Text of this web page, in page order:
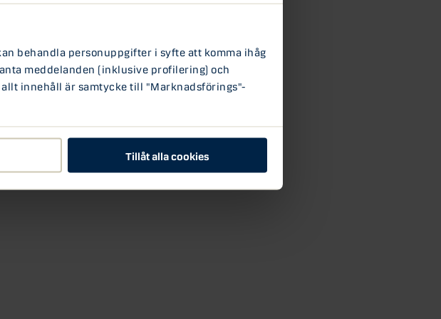
behandla personuppgifter i syfte att komma ihåg
meddelanden (inklusive profilering) och
innehåll är samtycke till "Marknadsförings"-
Tillåt alla cookies
och
delar